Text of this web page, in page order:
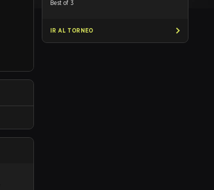
Best of 3
IR AL TORNEO